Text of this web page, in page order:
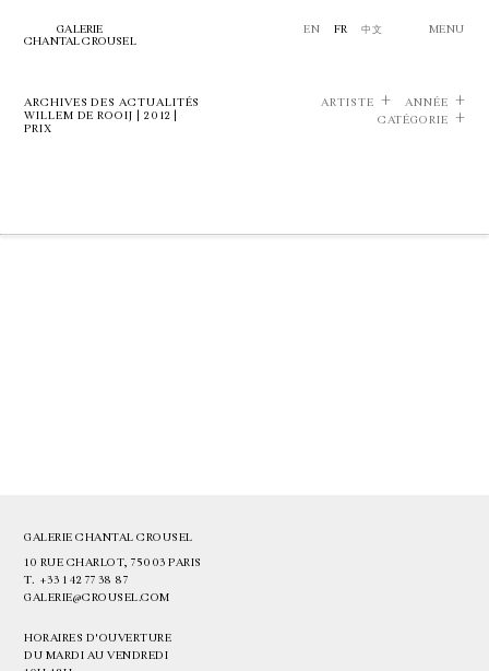
GALERIE
CHANTAL CROUSEL
EN FR 中文 MENU
ARCHIVES DES ACTUALITÉS
WILLEM DE ROOIJ | 2012 |
PRIX
ARTISTE
ANNÉE
CATÉGORIE
GALERIE CHANTAL CROUSEL
10 RUE CHARLOT, 75003 PARIS
T. +33 1 42 77 38 87
GALERIE@CROUSEL.COM
HORAIRES D'OUVERTURE
DU MARDI AU VENDREDI